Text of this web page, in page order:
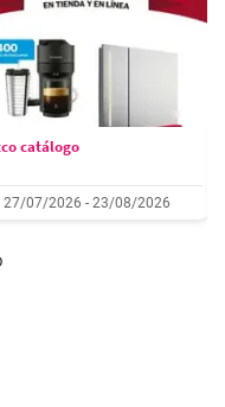
catálogo
27/07/2026 - 23/08/2026